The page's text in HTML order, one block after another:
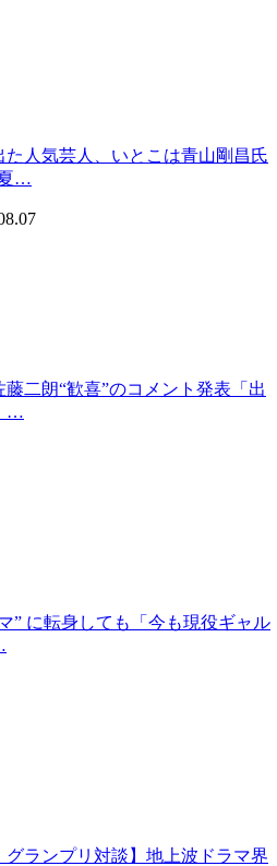
人気芸人、いとこは青山剛昌氏
夏…
藤二朗“歓喜”のコメント発表「出
…
” に転身しても「今も現役ギャル
グランプリ対談】地上波ドラマ界